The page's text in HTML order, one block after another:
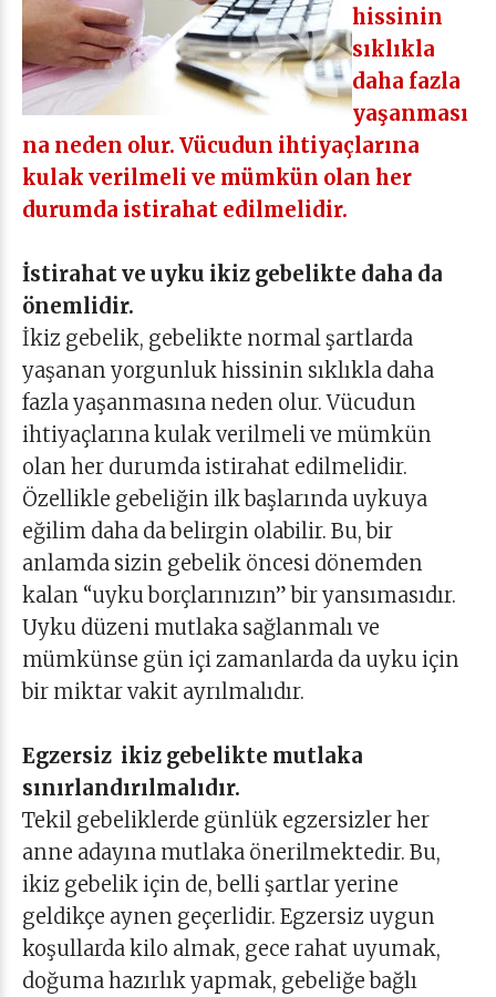
hissinin
sıklıkla
daha fazla
yaşanması
na neden olur. Vücudun ihtiyaçlarına
kulak verilmeli ve mümkün olan her
durumda istirahat edilmelidir.
İstirahat ve uyku ikiz gebelikte daha da
önemlidir.
İkiz gebelik, gebelikte normal şartlarda
yaşanan yorgunluk hissinin sıklıkla daha
fazla yaşanmasına neden olur. Vücudun
ihtiyaçlarına kulak verilmeli ve mümkün
olan her durumda istirahat edilmelidir.
Özellikle gebeliğin ilk başlarında uykuya
eğilim daha da belirgin olabilir. Bu, bir
anlamda sizin gebelik öncesi dönemden
kalan “uyku borçlarınızın” bir yansımasıdır.
Uyku düzeni mutlaka sağlanmalı ve
mümkünse gün içi zamanlarda da uyku için
bir miktar vakit ayrılmalıdır.
Egzersiz ikiz gebelikte mutlaka
sınırlandırılmalıdır.
Tekil gebeliklerde günlük egzersizler her
anne adayına mutlaka önerilmektedir. Bu,
ikiz gebelik için de, belli şartlar yerine
geldikçe aynen geçerlidir. Egzersiz uygun
koşullarda kilo almak, gece rahat uyumak,
doğuma hazırlık yapmak, gebeliğe bağlı